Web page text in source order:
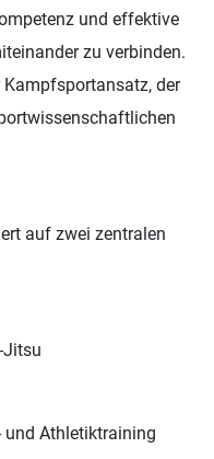
und effektive
zu verbinden.
der
auf zwei zentralen
Jitsu
und Athletiktraining